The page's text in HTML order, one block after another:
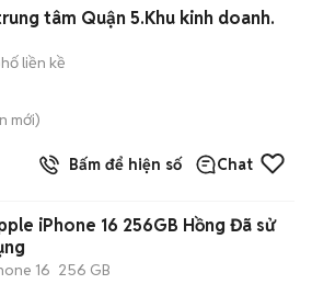
tâm Quận 5.Khu kinh doanh.
liền kề
mới)
Bấm để hiện số Chat
iPhone 16 256GB Hồng Đã sử
16 256 GB